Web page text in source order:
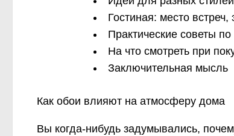
Гостиная: место
Практические советы
На что смотреть при
Заключительная мысль
Как обои влияют на атмосферу дома
Вы когда-нибудь задумывались,